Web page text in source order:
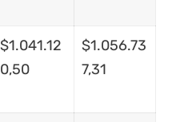
$1.041.12
0,50
$1.056.73
7,31